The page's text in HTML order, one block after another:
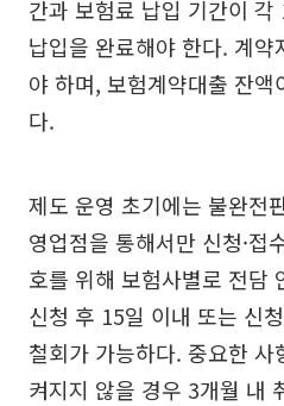
간과 보험료 납입 기간이
납입을 완료해야 한다. 계약
야 하며, 보험계약대출 잔액
다.
제도 운영 초기에는 불완전
영업점을 통해서만 신청·접
호를 위해 보험사별로 전담
신청 후 15일 이내 또는 신
철회가 가능하다. 중요한 사
켜지지 않을 경우 3개월 내